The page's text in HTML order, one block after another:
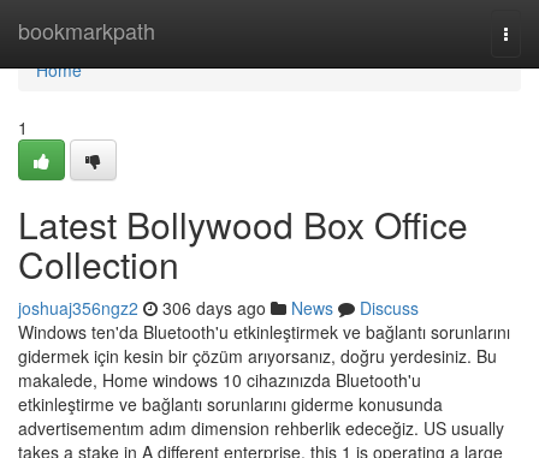
bookmarkpath
Home
Home
1
Latest Bollywood Box Office
Collection
joshuaj356ngz2 306 days ago News
Discuss
Windows ten'da Bluetooth'u etkinleştirmek ve bağlantı sorunlarını
gidermek için kesin bir çözüm arıyorsanız, doğru yerdesiniz. Bu
makalede, Home windows 10 cihazınızda Bluetooth'u
etkinleştirme ve bağlantı sorunlarını giderme konusunda
advertisementım adım dimension rehberlik edeceğiz. US usually
takes a stake in A different enterprise, this 1 is operating a large